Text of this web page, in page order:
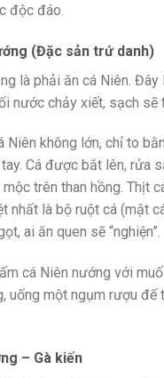
độc đáo.
(Đặc sản trứ danh)
là phải ăn cá Niên. Đây
nước chảy xiết, sạch sẽ
Niên không lớn, chỉ to
Cá được bắt lên, rửa
trên than hồng. Thịt
nhất là bộ ruột cá (mật
ai ăn quen sẽ “nghiện”.
cá Niên nướng với
uống một ngụm rượu đế
– Gà kiến